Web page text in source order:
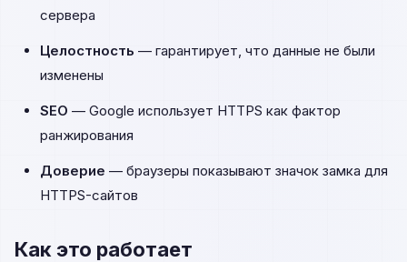
сервера
Целостность — гарантирует, что данные не были
изменены
SEO — Google использует HTTPS как фактор
ранжирования
Доверие — браузеры показывают значок замка для
HTTPS-сайтов
Как это работает